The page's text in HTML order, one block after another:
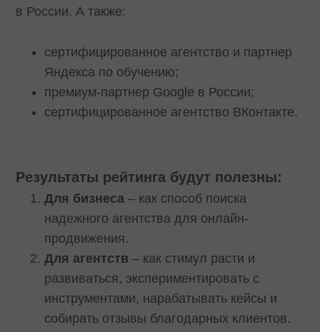
в России. А также:
сертифицированное агентство и партнер
Яндекса по обучению;
премиум-партнер Google в России;
сертифицированное агентство ВКонтакте.
Результаты рейтинга будут полезны:
Для бизнеса – как способ поиска
надежного агентства для онлайн-
продвижения.
Для агентств – как стимул расти и
развиваться, экспериментировать с
инструментами, нарабатывать кейсы и
собирать отзывы благодарных клиентов.